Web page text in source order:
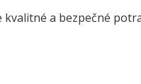
a bezpečné